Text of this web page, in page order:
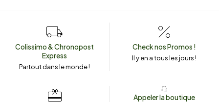
Colissimo & Chronopost
Express
Partout dans le monde !
Check nos Promos !
Il y en a tous les jours !
Appeler la boutique